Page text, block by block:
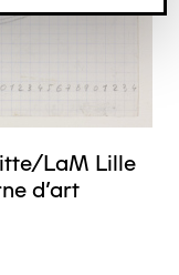
LaM Lille
d’art